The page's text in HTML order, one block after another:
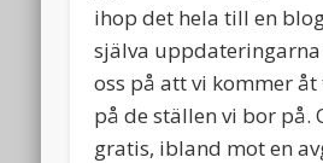
ihop det hela till en
själva
oss på att vi kommer
på de ställen vi bor på.
gratis, ibland mot en